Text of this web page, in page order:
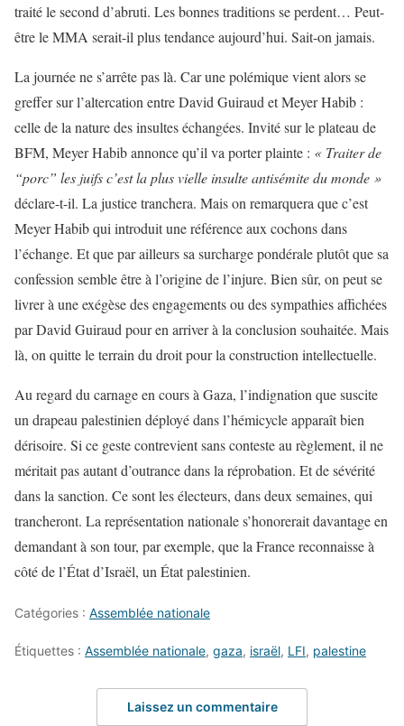
traité le second d’abruti. Les bonnes traditions se perdent… Peut-
être le MMA serait-il plus tendance aujourd’hui. Sait-on jamais.
La journée ne s’arrête pas là. Car une polémique vient alors se
greffer sur l’altercation entre David Guiraud et Meyer Habib :
celle de la nature des insultes échangées. Invité sur le plateau de
BFM, Meyer Habib annonce qu’il va porter plainte : « Traiter de
“porc” les juifs c’est la plus vielle insulte antisémite du monde »
déclare-t-il. La justice tranchera. Mais on remarquera que c’est
Meyer Habib qui introduit une référence aux cochons dans
l’échange. Et que par ailleurs sa surcharge pondérale plutôt que sa
confession semble être à l’origine de l’injure. Bien sûr, on peut se
livrer à une exégèse des engagements ou des sympathies affichées
par David Guiraud pour en arriver à la conclusion souhaitée. Mais
là, on quitte le terrain du droit pour la construction intellectuelle.
Au regard du carnage en cours à Gaza, l’indignation que suscite
un drapeau palestinien déployé dans l’hémicycle apparaît bien
dérisoire. Si ce geste contrevient sans conteste au règlement, il ne
méritait pas autant d’outrance dans la réprobation. Et de sévérité
dans la sanction. Ce sont les électeurs, dans deux semaines, qui
trancheront. La représentation nationale s’honorerait davantage en
demandant à son tour, par exemple, que la France reconnaisse à
côté de l’État d’Israël, un État palestinien.
Catégories : Assemblée nationale
Étiquettes : Assemblée nationale, gaza, israël, LFI, palestine
Laissez un commentaire